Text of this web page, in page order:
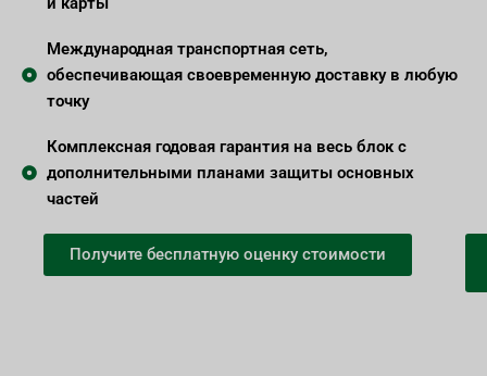
Международная транспортная сеть,
обеспечивающая своевременную доставку в любую
точку
Комплексная годовая гарантия на весь блок с
дополнительными планами защиты основных
частей
Получите бесплатную оценку стоимости